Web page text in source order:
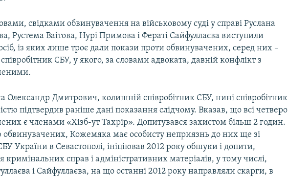
свідками обвинувачення на військовому суді у справі Руслана
Рустема Ваітова, Нурі Примова і Фераті Сайфуллаєва виступили
із яких лише троє дали покази проти обвинувачених, серед них –
СБУ, у якого, за словами адвоката, давній конфлікт з
Олександр Дмитрович, колишній співробітник СБУ, нині співробітник
підтвердив раніше дані показання слідчому. Вказав, що всі четверо
є членами «Хізб-ут Тахрір». Допитувався захистом більш 2 годин.
обвинувачених, Кожемяка має особисту неприязнь до них ще зі
України в Севастополі, ініціював 2012 року обшуки і допити,
справ і адміністративних матеріалів, у тому числі,
і Сайфуллаєва, на що останні 2012 року направляли скарги, в